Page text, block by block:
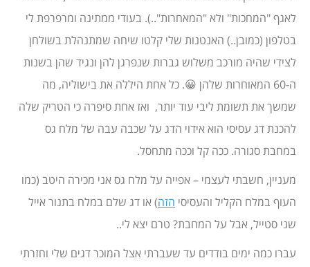
לאגף "המחכות" ולא "המאחרות"..). בעודי ממתינה ומרפרפת לי
בטלפון (כמובן..) האנטנות שלי קלטו שיחה שמתנהלת בשולחן
לצידי שהיה מורכב משלוש גברות שנפרגן להן ונגיד שהן בשנות
ה-60 המאוחרות שלהן 😀. כל אחת היללה את בישוליה, מה
שמשך את תשומת ליבי עוד יותר, ואז אחת סיפרה כי הטריק שלה
להכנת דג עסיסי הוא אידוי הדג על שכבה עבה של מלח גס
במחבת סגורה. ככה קל וככה מתחסל.
מעניין, חשבתי לעצמי – אפייה על מלח גס אני מכירה היטב (כמו
העוף במלח הקליל והעסיסי הזה) או דג שלם במלח בתנור אייל
שני סטייל, אבל על המחבת? טרם יצא לי..
עברו כמה ימים בודדים עד שעברתי אצל המוכר דגים שלי וחזרתי